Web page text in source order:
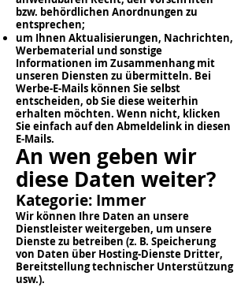
bzw. behördlichen Anordnungen zu
entsprechen;
um Ihnen Aktualisierungen, Nachrichten,
Werbematerial und sonstige
Informationen im Zusammenhang mit
unseren Diensten zu übermitteln. Bei
Werbe-E-Mails können Sie selbst
entscheiden, ob Sie diese weiterhin
erhalten möchten. Wenn nicht, klicken
Sie einfach auf den Abmeldelink in diesen
E-Mails.
An wen geben wir
diese Daten weiter?
Kategorie: Immer
Wir können Ihre Daten an unsere
Dienstleister weitergeben, um unsere
Dienste zu betreiben (z. B. Speicherung
von Daten über Hosting-Dienste Dritter,
Bereitstellung technischer Unterstützung
usw.).